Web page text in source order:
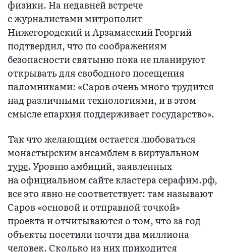
физики. На недавней встрече
с журналистами митрополит
Нижегородский и Арзамасский Георгий
подтвердил, что по соображениям
безопасности святыню пока не планируют
открывать для свободного посещения
паломниками: «Саров очень много трудится
над различными технологиями, и в этом
смысле епархия поддерживает государство».
Так что желающим остается любоваться
монастырским ансамблем в виртуальном
туре. Уровню амбиций, заявленных
на официальном сайте кластера cерафим.рф,
все это явно не соответствует: там называют
Саров «основой и отправной точкой»
проекта и отчитываются о том, что за год
объекты посетили почти два миллиона
человек. Сколько из них приходится